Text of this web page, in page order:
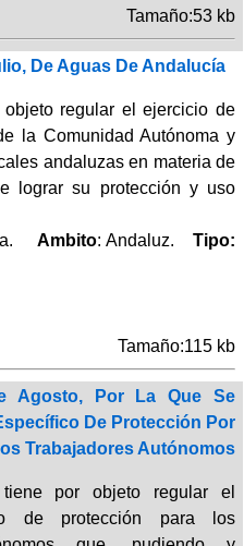
Tamaño:53 kb
De Aguas De Andalucía
regular el ejercicio de
la Comunidad Autónoma y
andaluzas en materia de
lograr su protección y uso
Ambito: Andaluz.Tipo:
Tamaño:115 kb
Agosto, Por La Que Se
De Protección Por
Trabajadores Autónomos
por objeto regular el
de protección para los